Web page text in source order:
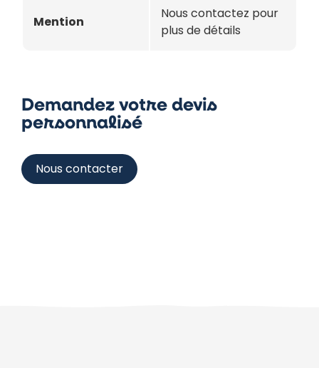
Mention
Nous contactez pour
plus de détails
Demandez votre devis
personnalisé
Nous contacter